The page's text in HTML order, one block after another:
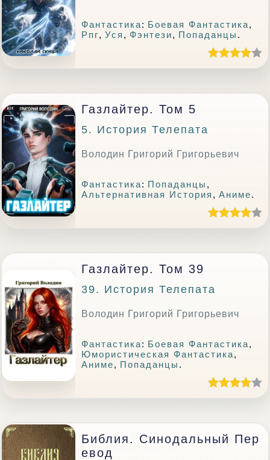
Фантастика: Боевая Фантастика,
Рпг,Уся , Фэнтези, Попаданцы .
Газлайтер. Том 5
5. История Телепата
Володин Григорий Григорьевич
Фантастика: Попаданцы ,
Альтернативная История ,Аниме.
Газлайтер. Том 39
39. История Телепата
Володин Григорий Григорьевич
Фантастика: Боевая Фантастика,
Юмористическая Фантастика,
Аниме, Попаданцы .
Библия. Синодальный Пер
Евод